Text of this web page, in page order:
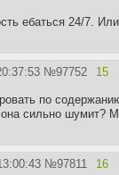
ебаться 24/7.
№97752 15
по
сильно шумит?
№97811 16